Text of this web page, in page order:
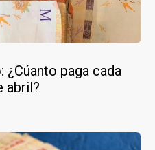
paga cada
abril?